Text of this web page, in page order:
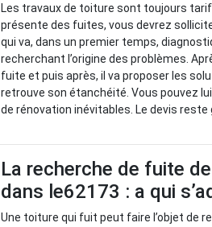
Les travaux de toiture sont toujours
présente des fuites, vous devrez
qui va, dans un premier temps,
recherchant l’origine des problèmes.
fuite et puis après, il va proposer les
retrouve son étanchéité. Vous pouvez
de rénovation inévitables. Le devis
La recherche de fuite
dans le62173 : a qui
Une toiture qui fuit peut faire l’objet de